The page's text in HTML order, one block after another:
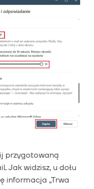
przygotowaną
Jak widzisz, u dołu
informacja „Trwa